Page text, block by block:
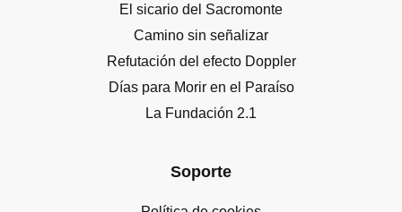
El sicario del Sacromonte
Camino sin señalizar
Refutación del efecto Doppler
Días para Morir en el Paraíso
La Fundación 2.1
Soporte